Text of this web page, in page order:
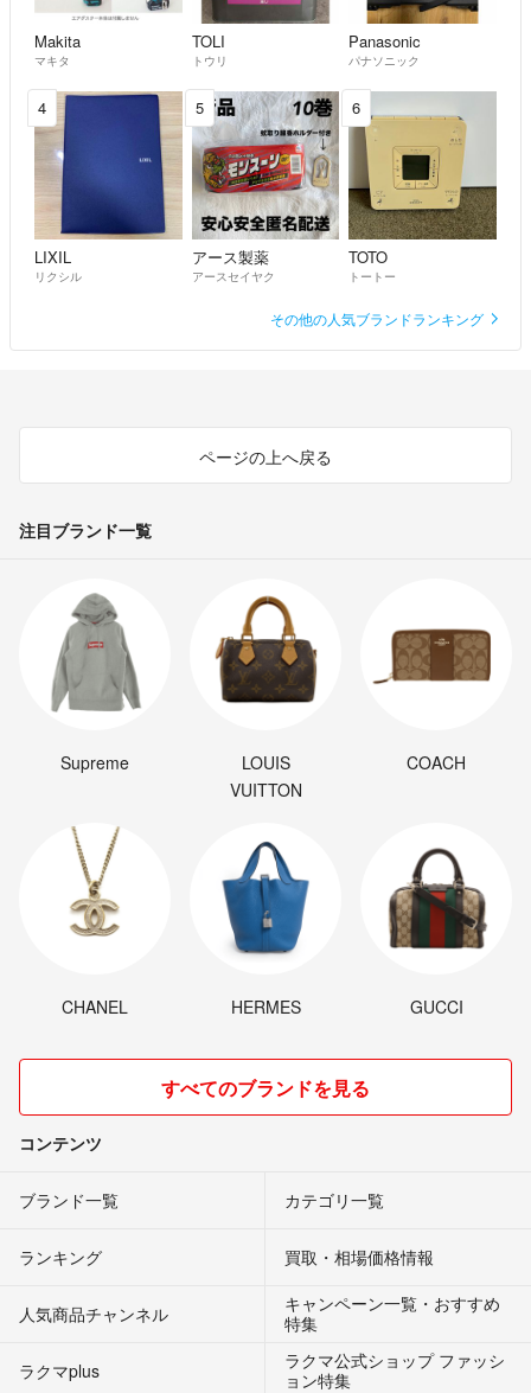
Makita
マキタ
TOLI
トウリ
Panasonic
パナソニック
4
LIXIL
リクシル
5
アース製薬
アースセイヤク
6
TOTO
トートー
その他の人気ブランドランキング
ページの上へ戻る
注目ブランド一覧
Supreme
LOUIS
VUITTON
COACH
CHANEL HERMES GUCCI
すべてのブランドを見る
コンテンツ
ブランド一覧 カテゴリ一覧
ランキング 買取・相場価格情報
人気商品チャンネル
キャンペーン一覧・おすすめ
特集
ラクマplus
ラクマ公式ショップ ファッシ
ョン特集